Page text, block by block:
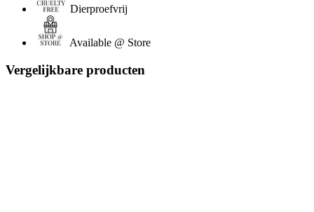
Dierproefvrij
Available @ Store
Vergelijkbare producten